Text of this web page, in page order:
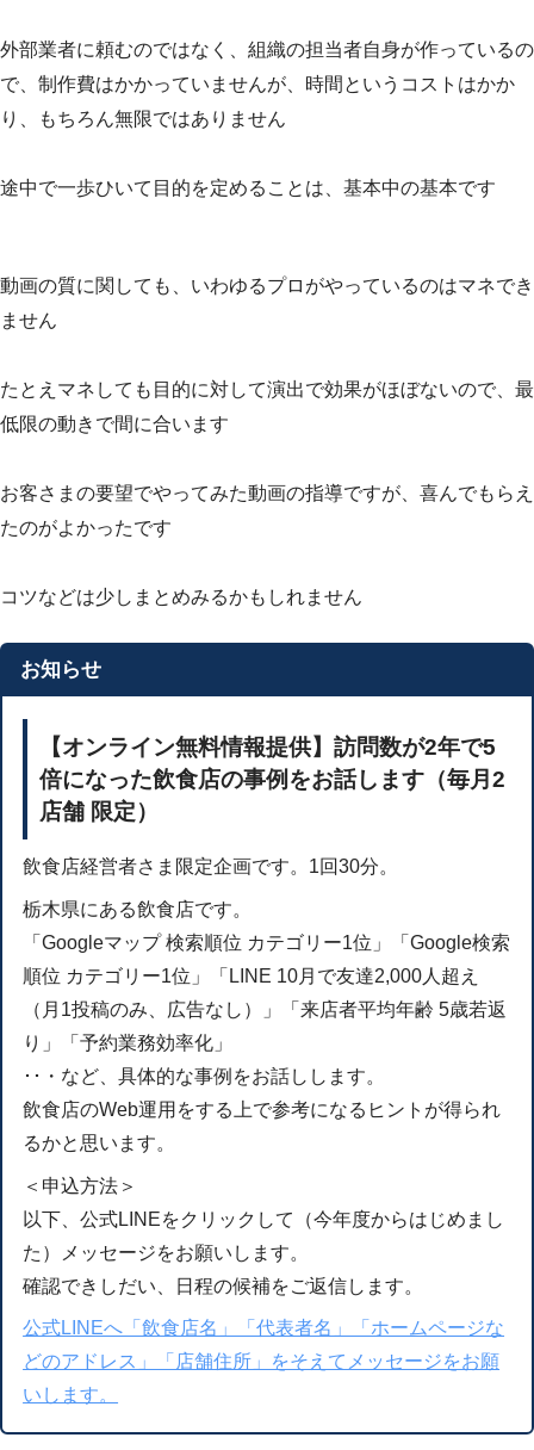
外部業者に頼むのではなく、組織の担当者自身が作っているの
で、制作費はかかっていませんが、時間というコストはかか
り、もちろん無限ではありません
途中で一歩ひいて目的を定めることは、基本中の基本です
動画の質に関しても、いわゆるプロがやっているのはマネでき
ません
たとえマネしても目的に対して演出で効果がほぼないので、最
低限の動きで間に合います
お客さまの要望でやってみた動画の指導ですが、喜んでもらえ
たのがよかったです
コツなどは少しまとめみるかもしれません
お知らせ
【オンライン無料情報提供】訪問数が2年で5
倍になった飲食店の事例をお話します（毎月2
店舗 限定）
飲食店経営者さま限定企画です。1回30分。
栃木県にある飲食店です。
「Googleマップ 検索順位 カテゴリー1位」「Google検索
順位 カテゴリー1位」「LINE 10月で友達2,000人超え
（月1投稿のみ、広告なし）」「来店者平均年齢 5歳若返
り」「予約業務効率化」
･･・など、具体的な事例をお話しします。
飲食店のWeb運用をする上で参考になるヒントが得られ
るかと思います。
＜申込方法＞
以下、公式LINEをクリックして（今年度からはじめまし
た）メッセージをお願いします。
確認できしだい、日程の候補をご返信します。
公式LINEへ「飲食店名」「代表者名」「ホームページな
どのアドレス」「店舗住所」をそえてメッセージをお願
いします。